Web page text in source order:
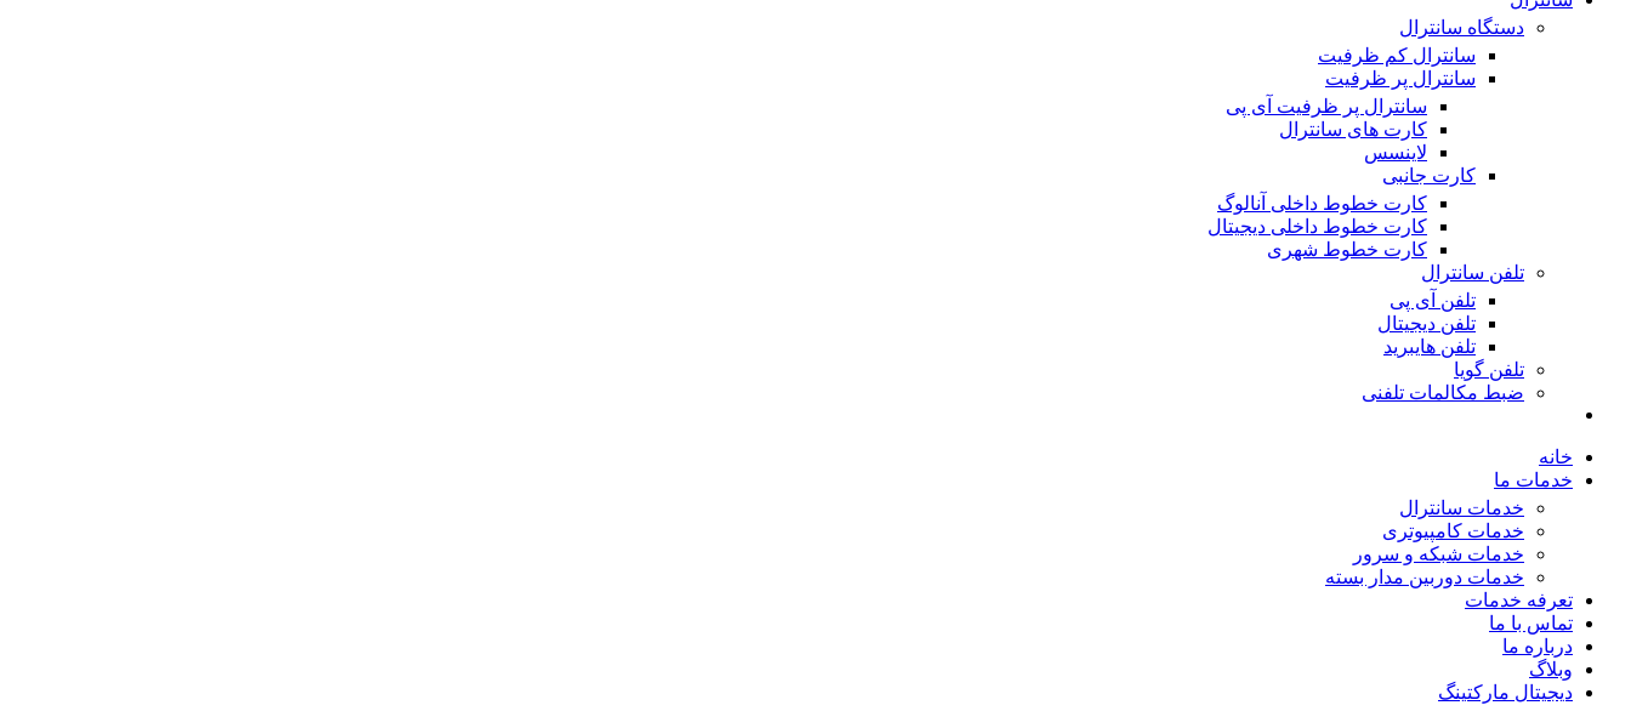
دستگاه سانترال
سانترال کم ظرفیت
سانترال پر ظرفیت
سانترال پر ظرفیت آی پی
کارت های سانترال
لاینسس
کارت جانبی
کارت خطوط داخلی آنالوگ
کارت خطوط داخلی دیجیتال
کارت خطوط شهری
تلفن سانترال
تلفن آی پی
تلفن دیجیتال
تلفن هایبرید
تلفن گویا
ضبط مکالمات تلفنی
خانه
خدمات ما
خدمات سانترال
خدمات کامپیوتری
خدمات شبکه و سرور
خدمات دوربین مدار بسته
تعرفه خدمات
تماس با ما
درباره ما
وبلاگ
دیجیتال مارکتینگ